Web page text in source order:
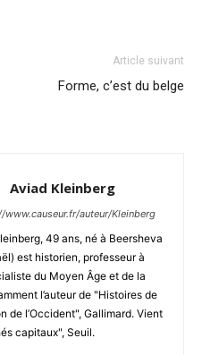
Article suivant
Forme, c’est du belge
Aviad Kleinberg
auteur/Kleinberg
49 ans, né à Beersheva
est historien, professeur à
du Moyen Âge et de la
l’auteur de "Histoires de
de l’Occident", Gallimard. Vient
capitaux", Seuil.